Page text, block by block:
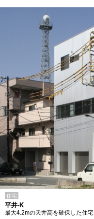
住宅
平井-K
最大4.2mの天井高を確保した住宅